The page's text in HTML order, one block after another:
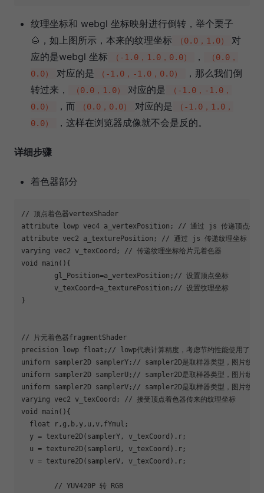
纹理坐标和 webgl 坐标映射进行倒转，举个栗子
🌰，如上图所示，本来的纹理坐标
（0.0，1.0）
对
应的是webgl 坐标
（-1.0，1.0，0.0） ，
（0.0，
0.0）
对应的是 （-1.0，-1.0，0.0）
，那么我们倒
转过来，
（0.0，1.0） 对应的是
（-1.0，-1.0，
0.0）
，而 （0.0，0.0） 对应的是
（-1.0，1.0，
0.0）
，这样在浏览器成像就不会是反的。
详细步骤
着色器部分
// 顶点着色器vertexShader
attribute lowp vec4 a_vertexPosition;
// 通过 js 传递顶点坐标
attribute vec2 a_texturePosition;
// 通过 js 传递纹理坐标
varying vec2 v_texCoord;
// 传递纹理坐标给片元着色器
void
main(){
	gl_Position=a_vertexPosition;
// 设置顶点坐标
	v_texCoord=a_texturePosition;
// 设置纹理坐标
}
// 片元着色器fragmentShader
precision lowp float; // lowp代表计算精度，考虑节约性能使用了最
uniform sampler2D samplerY; // sampler2D是取样器类型，图片纹理
uniform sampler2D samplerU; // sampler2D是取样器类型，图片纹理
uniform sampler2D samplerV; // sampler2D是取样器类型，图片纹理
varying vec2 v_texCoord;
// 接受顶点着色器传来的纹理坐标
void
main(){
  float r,g,b,y,u,v,fYmul;
  y = texture2D(samplerY, v_texCoord).r;
  u = texture2D(samplerU, v_texCoord).r;
  v = texture2D(samplerV, v_texCoord).r;